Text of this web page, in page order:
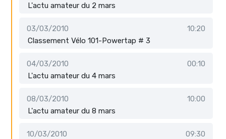
L'actu amateur du 2 mars
03/03/2010
10:20
Classement Vélo 101-Powertap # 3
04/03/2010
00:10
L'actu amateur du 4 mars
08/03/2010
10:00
L'actu amateur du 8 mars
10/03/2010
09:30